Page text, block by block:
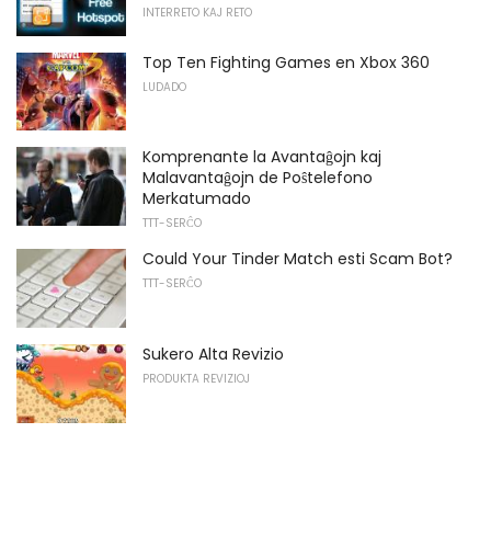
INTERRETO KAJ RETO
Top Ten Fighting Games en Xbox 360
LUDADO
Komprenante la Avantaĝojn kaj
Malavantaĝojn de Poŝtelefono
Merkatumado
TTT-SERĈO
Could Your Tinder Match esti Scam Bot?
TTT-SERĈO
Sukero Alta Revizio
PRODUKTA REVIZIOJ